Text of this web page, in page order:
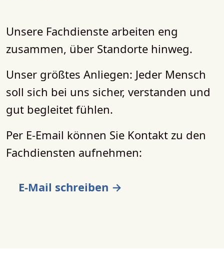
Unsere Fachdienste arbeiten eng
zusammen, über Standorte hinweg.
Unser größtes Anliegen: Jeder Mensch
soll sich bei uns sicher, verstanden und
gut begleitet fühlen.​​​​​​​
Per E-Email können Sie Kontakt zu den
Fachdiensten aufnehmen:
E-Mail schreiben →